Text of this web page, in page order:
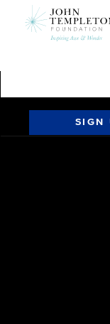
SIGN